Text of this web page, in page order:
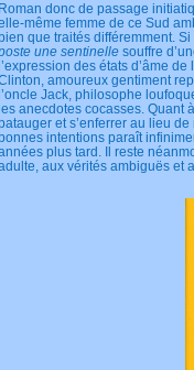
Roman donc de passage
même femme de ce Sud
bien que traités différemment.
une sentinelle souffre
l’expression des états d’âme
amoureux gentiment
l’oncle Jack, philosophe
les anecdotes cocasses. Quant
et s’enferrer au lieu
bonnes intentions paraît
plus tard. Il reste
aux vérités ambiguës et